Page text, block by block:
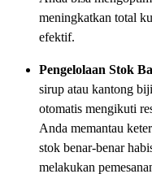
meningkatkan total
efektif.
Pengelolaan Stok
sirup atau kantong
otomatis mengikuti
Anda memantau
stok benar-benar
melakukan